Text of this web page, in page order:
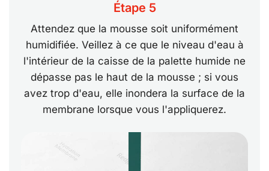
Étape 5
Attendez que la mousse soit uniformément
humidifiée. Veillez à ce que le niveau d'eau à
l'intérieur de la caisse de la palette humide ne
dépasse pas le haut de la mousse ; si vous
avez trop d'eau, elle inondera la surface de la
membrane lorsque vous l'appliquerez.